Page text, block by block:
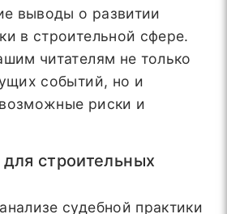
выводы о развитии
в строительной сфере.
читателям не только
событий, но и
риски и
строительных
судебной практики